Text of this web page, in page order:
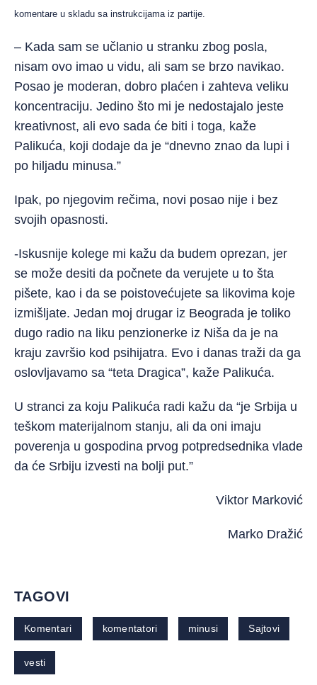
komentare u skladu sa instrukcijama iz partije.
– Kada sam se učlanio u stranku zbog posla,
nisam ovo imao u vidu, ali sam se brzo navikao.
Posao je moderan, dobro plaćen i zahteva veliku
koncentraciju. Jedino što mi je nedostajalo jeste
kreativnost, ali evo sada će biti i toga, kaže
Palikuća, koji dodaje da je “dnevno znao da lupi i
po hiljadu minusa.”
Ipak, po njegovim rečima, novi posao nije i bez
svojih opasnosti.
-Iskusnije kolege mi kažu da budem oprezan, jer
se može desiti da počnete da verujete u to šta
pišete, kao i da se poistovećujete sa likovima koje
izmišljate. Jedan moj drugar iz Beograda je toliko
dugo radio na liku penzionerke iz Niša da je na
kraju završio kod psihijatra. Evo i danas traži da ga
oslovljavamo sa “teta Dragica”, kaže Palikuća.
U stranci za koju Palikuća radi kažu da “je Srbija u
teškom materijalnom stanju, ali da oni imaju
poverenja u gospodina prvog potpredsednika vlade
da će Srbiju izvesti na bolji put.”
Viktor Marković
Marko Dražić
TAGOVI
Komentari komentatori minusi Sajtovi
vesti